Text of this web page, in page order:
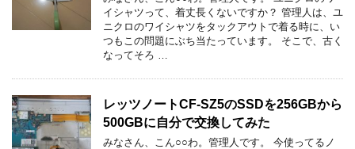
イシャツって、着丈長くないですか？ 管理人は、ユ
ニクロのワイシャツをタックアウトで着る時に、い
つもこの問題にぶち当たっています。 そこで、古く
なってそろ …
レッツノートCF-SZ5のSSDを256GBから
500GBに自分で交換してみた
みなさん、こん○○わ。管理人です。 今使ってるノ